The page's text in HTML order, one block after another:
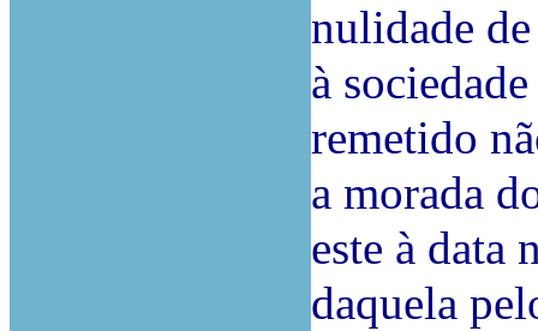
nulidade
à
remetido
a morada
este à data
daquela